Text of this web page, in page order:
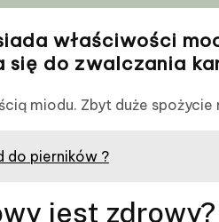
właściwości
się do zwalczania
miodu. Zbyt duże
do pierników ?
jest zdrowy?